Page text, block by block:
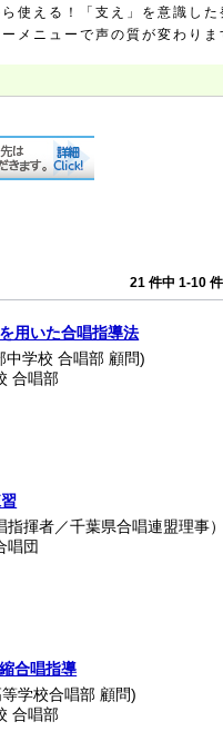
使える！「支え」を意識した
メニューで声の質が変わりま
21 件中 1-10
用いた合唱指導法
中学校 合唱部 顧問)
合唱部
揮者／千葉県合唱連盟理事）
唱団
合唱指導
学校合唱部 顧問)
合唱部